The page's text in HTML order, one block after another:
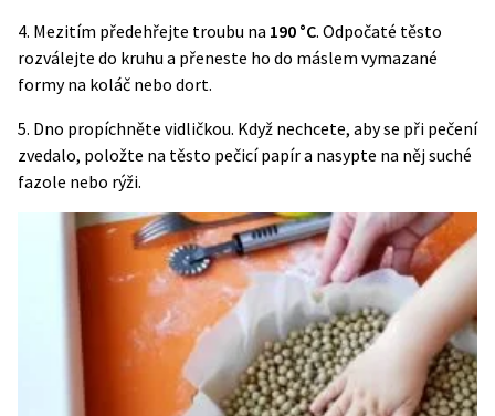
4. Mezitím předehřejte troubu na 190 °C. Odpočaté těsto
rozválejte do kruhu a přeneste ho do máslem vymazané
formy na koláč nebo dort.
5. Dno propíchněte vidličkou. Když nechcete, aby se při pečení
zvedalo, položte na těsto pečicí papír a nasypte na něj suché
fazole nebo rýži.